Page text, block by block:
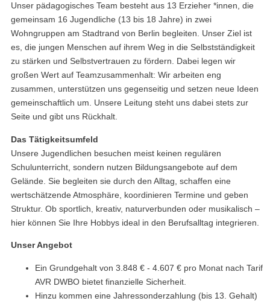
Unser pädagogisches Team besteht aus 13 Erzieher *innen, die
gemeinsam 16 Jugendliche (13 bis 18 Jahre) in zwei
Wohngruppen am Stadtrand von Berlin begleiten. Unser Ziel ist
es, die jungen Menschen auf ihrem Weg in die Selbstständigkeit
zu stärken und Selbstvertrauen zu fördern. Dabei legen wir
großen Wert auf Teamzusammenhalt: Wir arbeiten eng
zusammen, unterstützen uns gegenseitig und setzen neue Ideen
gemeinschaftlich um. Unsere Leitung steht uns dabei stets zur
Seite und gibt uns Rückhalt.
Das Tätigkeitsumfeld
Unsere Jugendlichen besuchen meist keinen regulären
Schulunterricht, sondern nutzen Bildungsangebote auf dem
Gelände. Sie begleiten sie durch den Alltag, schaffen eine
wertschätzende Atmosphäre, koordinieren Termine und geben
Struktur. Ob sportlich, kreativ, naturverbunden oder musikalisch –
hier können Sie Ihre Hobbys ideal in den Berufsalltag integrieren.
Unser Angebot
Ein Grundgehalt von 3.848 € - 4.607 € pro Monat nach Tarif
AVR DWBO bietet finanzielle Sicherheit.
Hinzu kommen eine Jahressonderzahlung (bis 13. Gehalt)